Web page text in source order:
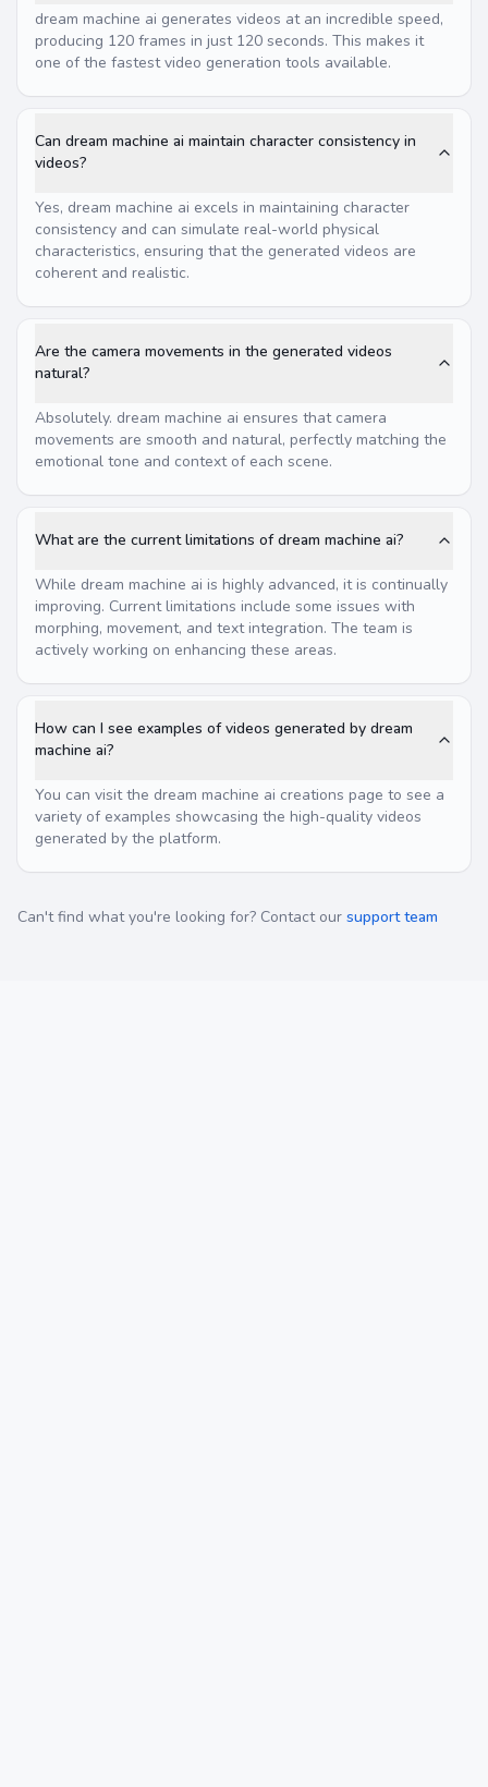
dream machine ai generates videos at an incredible speed,
producing 120 frames in just 120 seconds. This makes it
one of the fastest video generation tools available.
Can dream machine ai maintain character consistency in
videos?
Yes, dream machine ai excels in maintaining character
consistency and can simulate real-world physical
characteristics, ensuring that the generated videos are
coherent and realistic.
Are the camera movements in the generated videos
natural?
Absolutely. dream machine ai ensures that camera
movements are smooth and natural, perfectly matching the
emotional tone and context of each scene.
What are the current limitations of dream machine ai?
While dream machine ai is highly advanced, it is continually
improving. Current limitations include some issues with
morphing, movement, and text integration. The team is
actively working on enhancing these areas.
How can I see examples of videos generated by dream
machine ai?
You can visit the dream machine ai creations page to see a
variety of examples showcasing the high-quality videos
generated by the platform.
Can't find what you're looking for? Contact our support team